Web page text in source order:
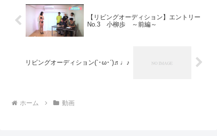
【リビングオーディション】エントリー
No.3 小柳歩 ～前編～
リビングオーディション(`･ω･´)♬♩♪
ホーム 動画